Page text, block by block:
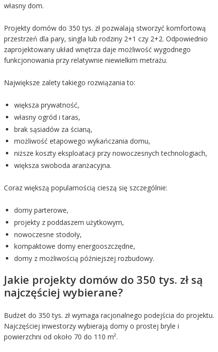
własny dom.
Projekty domów do 350 tys. zł pozwalają stworzyć komfortową
przestrzeń dla pary, singla lub rodziny 2+1 czy 2+2. Odpowiednio
zaprojektowany układ wnętrza daje możliwość wygodnego
funkcjonowania przy relatywnie niewielkim metrażu.
Największe zalety takiego rozwiązania to:
większa prywatność,
własny ogród i taras,
brak sąsiadów za ścianą,
możliwość etapowego wykańczania domu,
niższe koszty eksploatacji przy nowoczesnych technologiach,
większa swoboda aranżacyjna.
Coraz większą popularnością cieszą się szczególnie:
domy parterowe,
projekty z poddaszem użytkowym,
nowoczesne stodoły,
kompaktowe domy energooszczędne,
domy z możliwością późniejszej rozbudowy.
Jakie projekty domów do 350 tys. zł są
najczęściej wybierane?
Budżet do 350 tys. zł wymaga racjonalnego podejścia do projektu.
Najczęściej inwestorzy wybierają domy o prostej bryle i
powierzchni od około 70 do 110 m².